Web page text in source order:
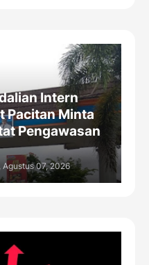
Intern
Pacitan Minta
Pengawasan
Agustus 07, 2026